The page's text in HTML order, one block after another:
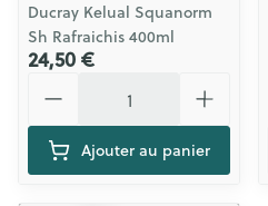
Ducray Kelual Squanorm
Sh Rafraichis 400ml
24,50 €
Ajouter au panier